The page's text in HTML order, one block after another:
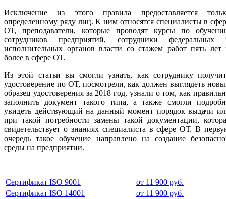
Исключение из этого правила предоставляется
определенному ряду лиц. К ним относятся специалисты в
ОТ, преподаватели, которые проводят курсы по
сотрудников предприятий, сотрудники федеральных
исполнительных органов власти со стажем работ пять лет
более в сфере ОТ.
Из этой статьи вы смогли узнать, как сотруднику
удостоверение по ОТ, посмотрели, как должен выглядеть
образец удостоверения за 2018 год, узнали о том, как
заполнить документ такого типа, а также смогли
увидеть действующий на данный момент порядок выдачи
при такой потребности замены такой документации,
свидетельствует о знаниях специалиста в сфере ОТ. В
очередь такое обучение направлено на создание
среды на предприятии.
Сертификат ISO 9001
от 11 900 руб.
Сертификат ISO 14001
от 11 900 руб.